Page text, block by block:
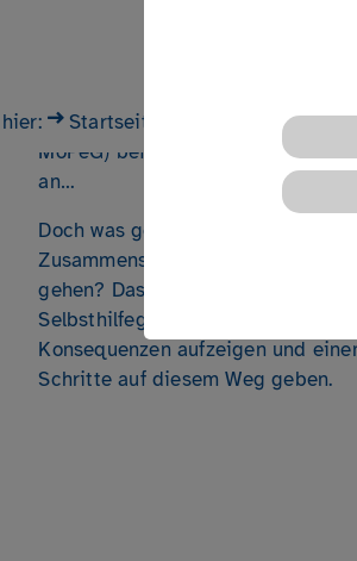
Startseite Termine
Rechtsform eines eingetragenen
die Vorteile eines als
nutzen können? Vielleicht haben
Gesetz zur Modernisierung von
MoPeG) befasst und streben nun
an…
Doch was genau bedeutet es, den
Zusammenschluss in der
gehen? Das Seminar will Vor- und
Selbsthilfegruppe und Verein
Konsequenzen aufzeigen und
Schritte auf diesem Weg geben.